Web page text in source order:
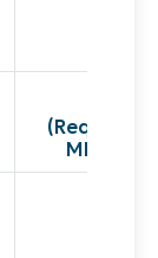
(Requiere
MDM)